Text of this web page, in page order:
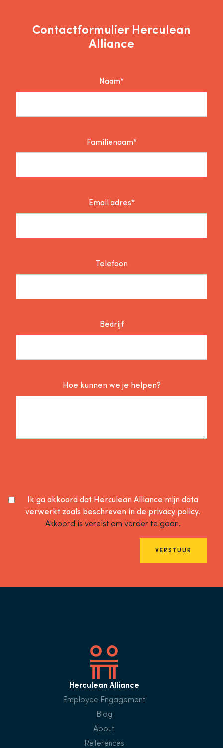
Contactformulier Herculean
Alliance
Naam*
Familienaam*
Email adres*
Telefoon
Bedrijf
Hoe kunnen we je helpen?
Ik ga akkoord dat Herculean Alliance mijn data
verwerkt zoals beschreven in de privacy policy.
Akkoord is vereist om verder te gaan.
VERSTUUR
Herculean Alliance
Employee Engagement
Blog
About
References